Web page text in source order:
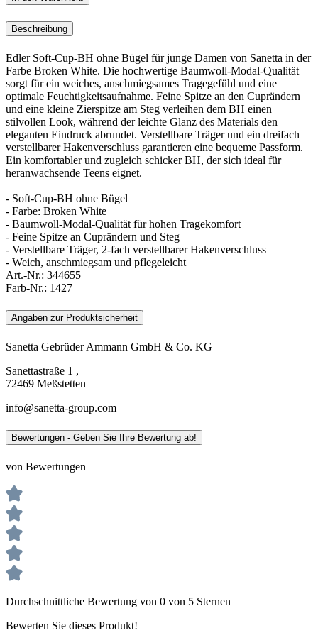
Beschreibung
Edler Soft-Cup-BH ohne Bügel für junge Damen von Sanetta in der
Farbe Broken White. Die hochwertige Baumwoll-Modal-Qualität
sorgt für ein weiches, anschmiegsames Tragegefühl und eine
optimale Feuchtigkeitsaufnahme. Feine Spitze an den Cuprändern
und eine kleine Zierspitze am Steg verleihen dem BH einen
stilvollen Look, während der leichte Glanz des Materials den
eleganten Eindruck abrundet. Verstellbare Träger und ein dreifach
verstellbarer Hakenverschluss garantieren eine bequeme Passform.
Ein komfortabler und zugleich schicker BH, der sich ideal für
heranwachsende Teens eignet.
- Soft-Cup-BH ohne Bügel
- Farbe: Broken White
- Baumwoll-Modal-Qualität für hohen Tragekomfort
- Feine Spitze an Cuprändern und Steg
- Verstellbare Träger, 2-fach verstellbarer Hakenverschluss
- Weich, anschmiegsam und pflegeleicht
Art.-Nr.: 344655
Farb-Nr.: 1427
Angaben zur Produktsicherheit
Sanetta Gebrüder Ammann GmbH & Co. KG
Sanettastraße 1 ,
72469 Meßstetten
info@sanetta-group.com
Bewertungen - Geben Sie Ihre Bewertung ab!
von Bewertungen
Durchschnittliche Bewertung von 0 von 5 Sternen
Bewerten Sie dieses Produkt!